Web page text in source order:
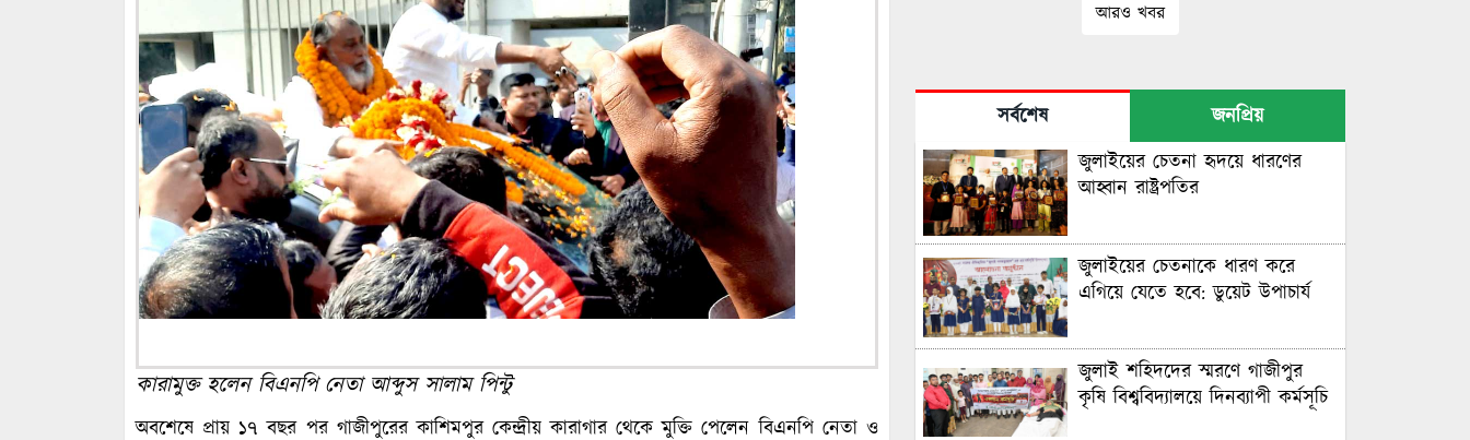
কারামুক্ত হলেন বিএনপি নেতা আব্দুস সালাম পিন্টু
অবশেষে প্রায় ১৭ বছর পর গাজীপুরের কাশিমপুর কেন্দ্রীয় কারাগার থেকে মুক্তি পেলেন বিএনপি নেতা ও
আরও খবর
সর্বশেষ
জনপ্রিয়
জুলাইয়ের চেতনা হৃদয়ে ধারণের
আহ্বান রাষ্ট্রপতির
জুলাইয়ের চেতনাকে ধারণ করে
এগিয়ে যেতে হবে: ডুয়েট উপাচার্য
জুলাই শহিদদের স্মরণে গাজীপুর
কৃষি বিশ্ববিদ্যালয়ে দিনব্যাপী কর্মসূচি